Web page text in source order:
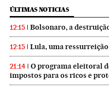
ÚLTIMAS NOTICIAS
12:15 Bolsonaro, a
12:15 Lula, uma ressurreição
21:14
O programa eleitoral
impostos para os ricos e